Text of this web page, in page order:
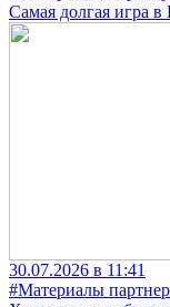
Самая долгая игра
30.07.2026 в 11:41
#Материалы